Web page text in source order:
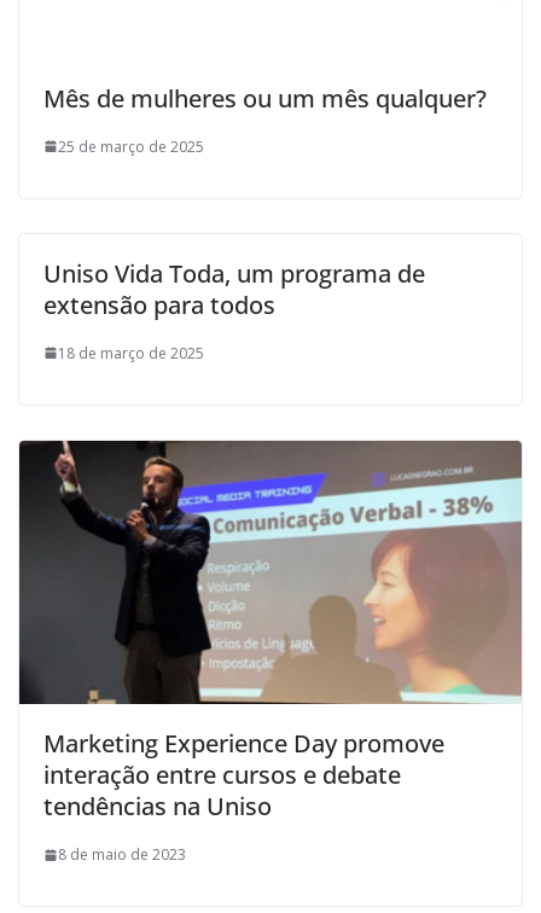
Mês de mulheres ou um mês qualquer?
25 de março de 2025
Uniso Vida Toda, um programa de
extensão para todos
18 de março de 2025
Marketing Experience Day promove
interação entre cursos e debate
tendências na Uniso
8 de maio de 2023